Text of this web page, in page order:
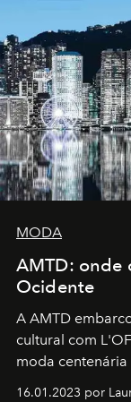
MODA
AMTD: onde
Ocidente
A AMTD
cultural com
moda centenária
16.01.2023 por